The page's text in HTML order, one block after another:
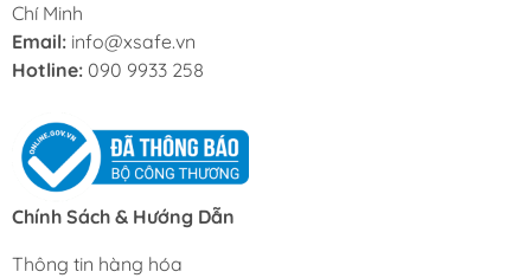
Chí Minh
Email: info@xsafe.vn
Hotline: 090 9933 258
Chính Sách & Hướng Dẫn
Thông tin hàng hóa